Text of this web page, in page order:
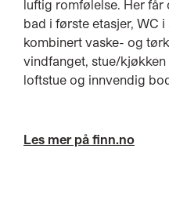
luftig romfølelse. Her får
bad i første etasjer, WC
kombinert vaske- og
vindfanget, stue/
loftstue og innvendig
Les mer på finn.no